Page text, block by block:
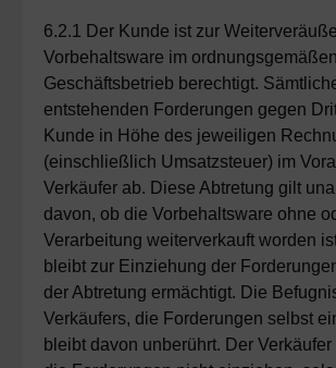
6.2.1 Der Kunde ist zur
Vorbehaltsware im ordnungsgemäßen
Geschäftsbetrieb berechtigt.
entstehenden Forderungen gegen
Kunde in Höhe des jeweiligen
(einschließlich Umsatzsteuer) im
Verkäufer ab. Diese Abtretung gilt
davon, ob die Vorbehaltsware ohne
Verarbeitung weiterverkauft worden
bleibt zur Einziehung der
der Abtretung ermächtigt. Die
Verkäufers, die Forderungen selbst
bleibt davon unberührt. Der